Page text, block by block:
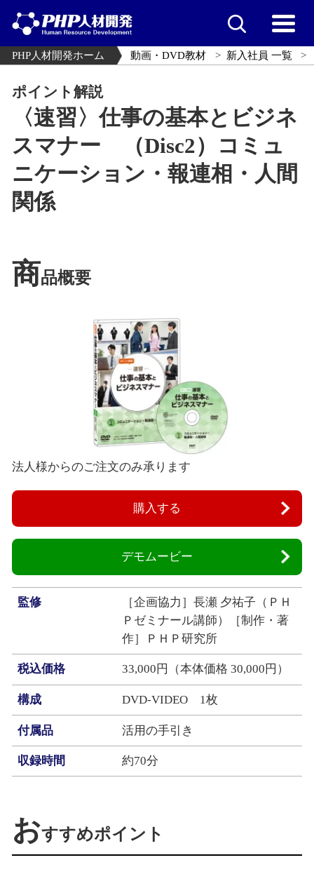
PHP人材開発ホーム 動画・DVD教材 新入社員 一覧
ポイント解説
〈速習〉仕事の基本とビジネ
スマナー （Disc2）コミュ
ニケーション・報連相・人間
関係
商品概要
法人様からのご注文のみ承ります
購入する
デモムービー
監修
［企画協力］長瀬 夕祐子（ＰＨ
Ｐゼミナール講師）［制作・著
作］ＰＨＰ研究所
税込価格 33,000円（本体価格 30,000円）
構成 DVD-VIDEO 1枚
付属品 活用の手引き
収録時間 約70分
おすすめポイント